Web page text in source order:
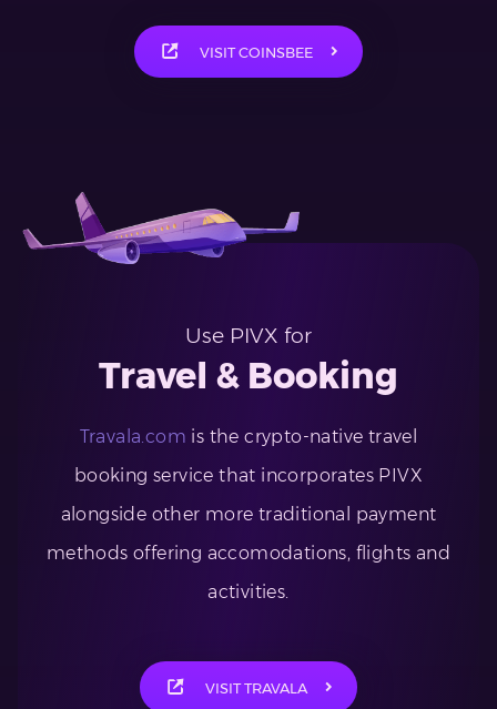
VISIT COINSBEE
Use PIVX for
Travel & Booking
Travala.com is the crypto-native travel
booking service that incorporates PIVX
alongside other more traditional payment
methods offering accomodations, flights and
activities.
VISIT TRAVALA